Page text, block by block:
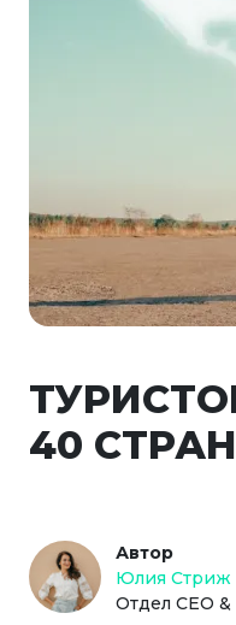
40
Автор
Юлия Стриж
Отдел СЕО &